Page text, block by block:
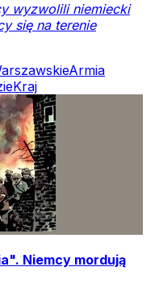
wyzwolili niemiecki
się na terenie
Armia
Kraj
Niemcy mordują